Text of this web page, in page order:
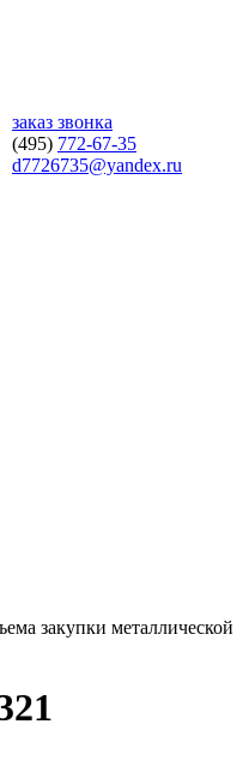
заказ звонка
(495) 772-67-35
d7726735@yandex.ru
закупки металлической